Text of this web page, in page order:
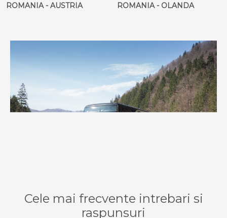
ROMANIA - AUSTRIA
ROMANIA - OLANDA
Cele mai frecvente intrebari si
raspunsuri